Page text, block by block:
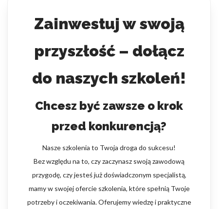
Zainwestuj w swoją
przyszłość – dołącz
do naszych szkoleń!
Chcesz być zawsze o krok
przed konkurencją?
Nasze szkolenia to Twoja droga do sukcesu!
Bez względu na to, czy zaczynasz swoją zawodową
przygodę, czy jesteś już doświadczonym specjalistą,
mamy w swojej ofercie szkolenia, które spełnią Twoje
potrzeby i oczekiwania. Oferujemy wiedzę i praktyczne